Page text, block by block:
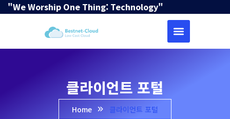
"We Worship One Thing: Technology"
클라이언트 포털
Home 클라이언트 포털